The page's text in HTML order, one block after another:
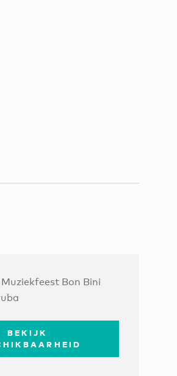
Bon Bini
BEKIJK